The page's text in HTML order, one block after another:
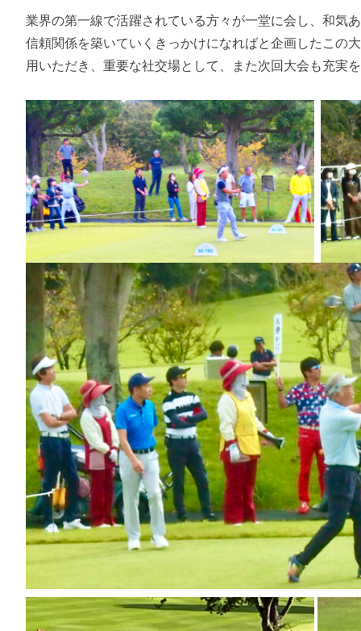
業界の第一線で活躍されている方々が一堂に会し、和気
信頼関係を築いていくきっかけになればと企画したこの
用いただき、重要な社交場として、また次回大会も充実